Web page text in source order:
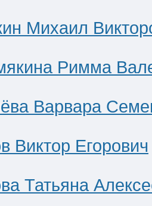
Михаил
Римма
Варвара
Виктор Егорович
Татьяна